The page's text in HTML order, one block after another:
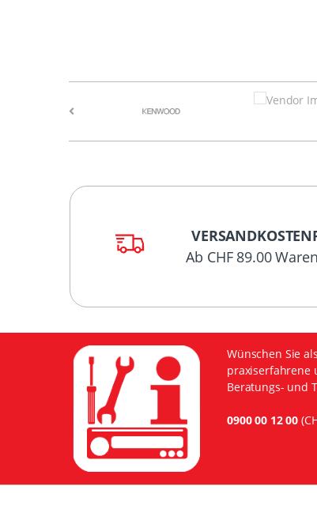
Ab CHF 89.00
Wünschen Sie
praxiserfahrene
Beratungs- und
0900 00 12 00